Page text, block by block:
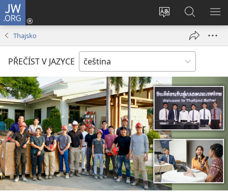
JW.ORG
Změnit
stránek
Přihlásit
se
okno)
Hledat
na
JW.ORG
Thajsko
PŘEČÍST V JAZYCE